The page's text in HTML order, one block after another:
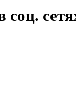
соц.